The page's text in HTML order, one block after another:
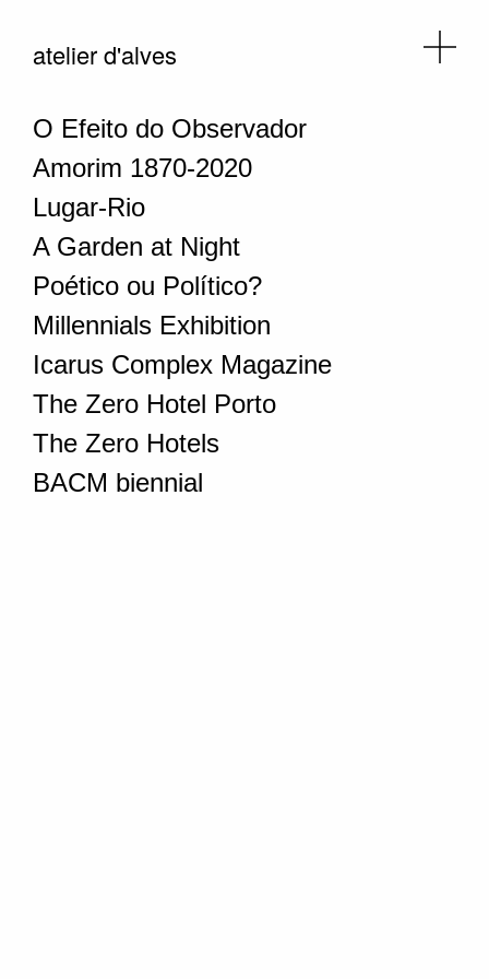
atelier d'alves
O Efeito do Observador
Amorim 1870-2020
Lugar-Rio
A Garden at Night
Poético ou Político?
Millennials Exhibition
Icarus Complex Magazine
The Zero Hotel Porto
The Zero Hotels
BACM biennial